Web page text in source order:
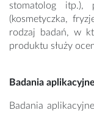
stomatolog itp.),
(kosmetyczka,
rodzaj badań, w
produktu służy
Badania aplikacyjne
Badania